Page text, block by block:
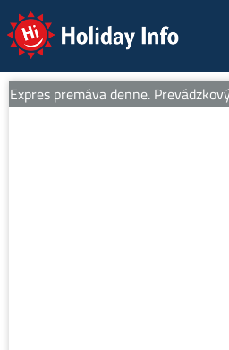
Holiday Info
premáva denne.